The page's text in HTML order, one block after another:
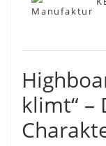
klimt“ –